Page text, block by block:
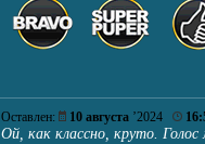
Оставлен: 10 августа ’2024
Ой, как классно, круто.